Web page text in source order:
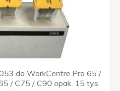
do WorkCentre Pro 65 /
/ C75 / C90 opak. 15 tys.